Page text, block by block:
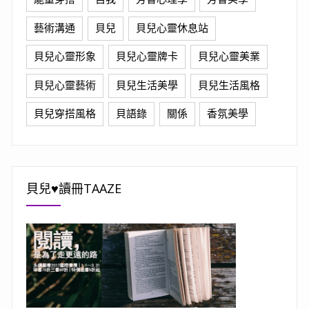
藝術溝通 貝兒 貝兒心靈休息站
貝兒心靈形象 貝兒心靈牌卡 貝兒心靈美業
貝兒心靈藝術 貝兒生活美學 貝兒生活風格
貝兒穿搭風格 貝語錄 關係 香氛美學
貝兒♥讀冊TAAZE